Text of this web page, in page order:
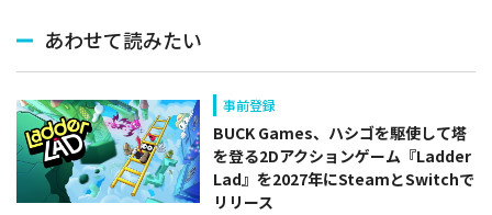
あわせて読みたい
事前登録
BUCK Games、ハシゴを駆使して塔
を登る2Dアクションゲーム『Ladder
Lad』を2027年にSteamとSwitchで
リリース